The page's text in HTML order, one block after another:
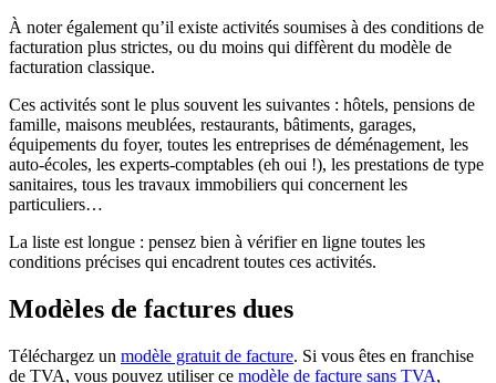
À noter également qu’il existe activités soumises à des conditions de
facturation plus strictes, ou du moins qui diffèrent du modèle de
facturation classique.
Ces activités sont le plus souvent les suivantes : hôtels, pensions de
famille, maisons meublées, restaurants, bâtiments, garages,
équipements du foyer, toutes les entreprises de déménagement, les
auto-écoles, les experts-comptables (eh oui !), les prestations de type
sanitaires, tous les travaux immobiliers qui concernent les
particuliers…
La liste est longue : pensez bien à vérifier en ligne toutes les
conditions précises qui encadrent toutes ces activités.
Modèles de factures dues
Téléchargez un modèle gratuit de facture. Si vous êtes en franchise
de TVA, vous pouvez utiliser ce modèle de facture sans TVA,